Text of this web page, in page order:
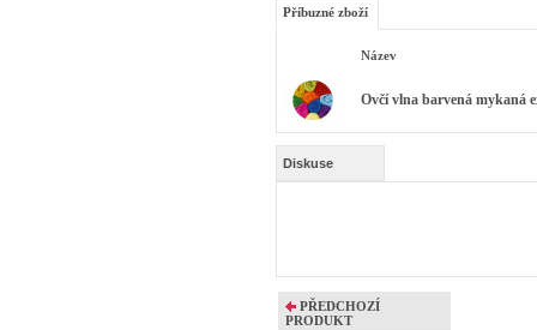
Příbuzné zboží
Název
Ovčí vlna barvená mykaná
Diskuse
PŘEDCHOZÍ
PRODUKT